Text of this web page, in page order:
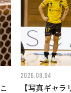
2026.08.04
【写真ギャ